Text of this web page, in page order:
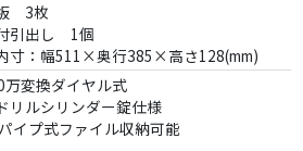
3枚
引出し 1個
寸：幅511×奥行385×高さ128(mm)
万変換ダイヤル式
リルシリンダー錠仕様
イプ式ファイル収納可能